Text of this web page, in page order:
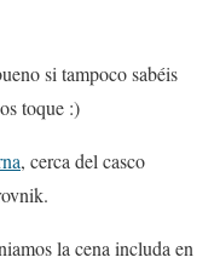
si tampoco sabéis
toque :)
, cerca del casco
la cena includa en